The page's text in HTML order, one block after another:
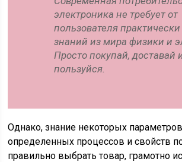
электроника не требует от
пользователя
знаний из мира физики и
Просто покупай, доставай
пользуйся.
Однако, знание некоторых
определенных процессов и свойств
правильно выбрать товар, грамотно